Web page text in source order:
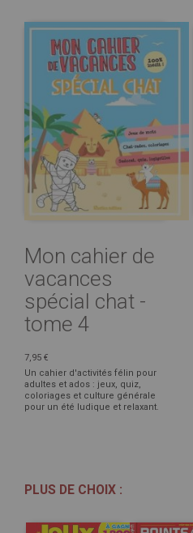
Mon cahier de
vacances
spécial chat -
tome 4
7,95 €
Un cahier d'activités félin pour
adultes et ados : jeux, quiz,
coloriages et culture générale
pour un été ludique et relaxant.
PLUS DE CHOIX :